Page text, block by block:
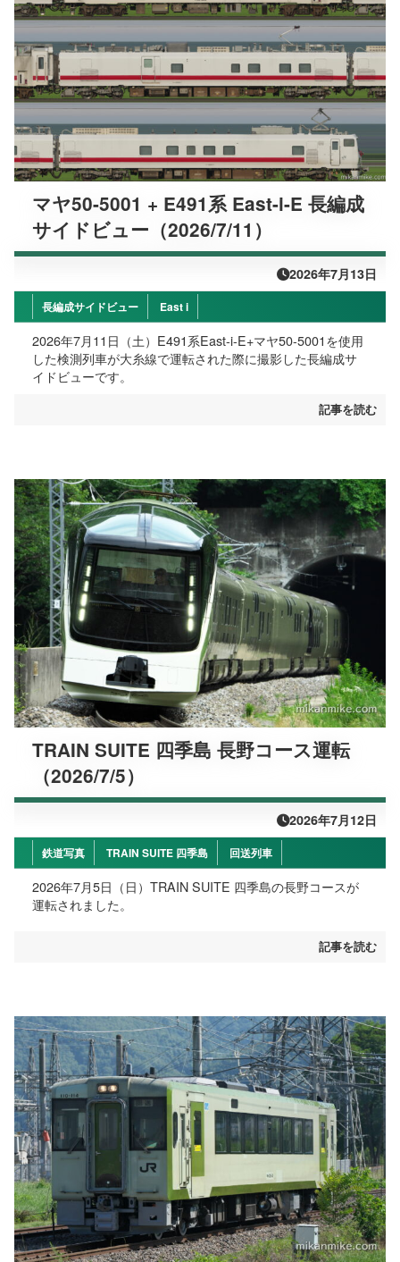
マヤ50-5001 + E491系 East-i-E 長編成
サイドビュー（2026/7/11）
2026年7月13日
長編成サイドビュー East i
2026年7月11日（土）E491系East-i-E+マヤ50-5001を使用
した検測列車が大糸線で運転された際に撮影した長編成サ
イドビューです。
記事を読む
TRAIN SUITE 四季島 長野コース運転
（2026/7/5）
2026年7月12日
鉄道写真 TRAIN SUITE 四季島 回送列車
2026年7月5日（日）TRAIN SUITE 四季島の長野コースが
運転されました。
記事を読む